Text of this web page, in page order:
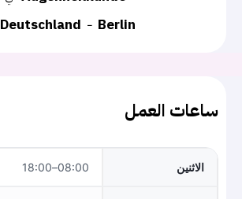
Deutschland
Berlin
ساعات العمل
الاثنين 08:00–18:00